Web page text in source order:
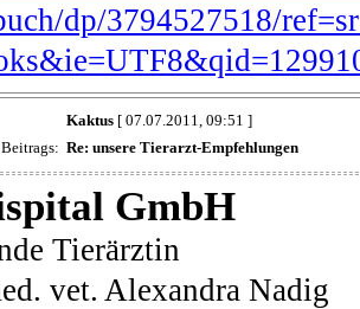
dp/3794527518/
Kaktus[ 07.07.2011, 09:51 ]
Re: unsere Tierarzt-Empfehlungen
GmbH
Tierärztin
vet. Alexandra Nadig